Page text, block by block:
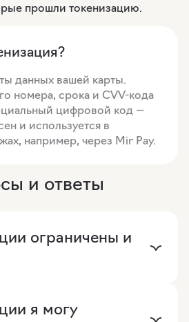
прошли токенизацию.
данных вашей карты.
номера, срока и CVV-кода
цифровой код —
и используется в
например, через Mir Pay.
и ответы
ограничены и
карту в мобильный кошелёк
я могу